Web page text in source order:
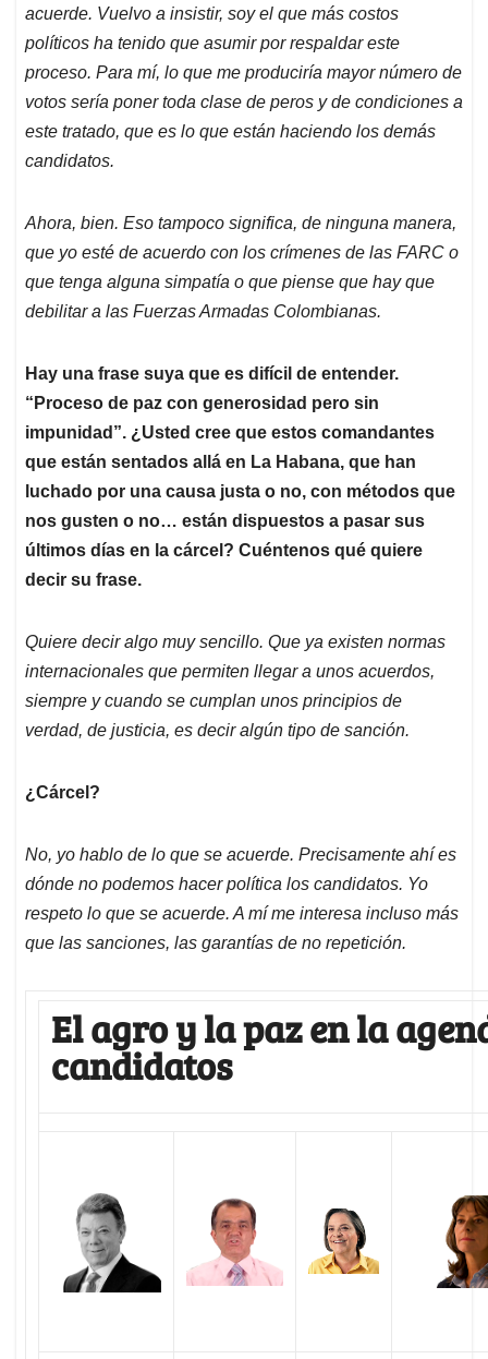
acuerde. Vuelvo a insistir, soy el que más costos
políticos ha tenido que asumir por respaldar este
proceso. Para mí, lo que me produciría mayor número de
votos sería poner toda clase de peros y de condiciones a
este tratado, que es lo que están haciendo los demás
candidatos.
Ahora, bien. Eso tampoco significa, de ninguna manera,
que yo esté de acuerdo con los crímenes de las FARC o
que tenga alguna simpatía o que piense que hay que
debilitar a las Fuerzas Armadas Colombianas.
Hay una frase suya que es difícil de entender.
“Proceso de paz con generosidad pero sin
impunidad”. ¿Usted cree que estos comandantes
que están sentados allá en La Habana, que han
luchado por una causa justa o no, con métodos que
nos gusten o no… están dispuestos a pasar sus
últimos días en la cárcel? Cuéntenos qué quiere
decir su frase.
Quiere decir algo muy sencillo. Que ya existen normas
internacionales que permiten llegar a unos acuerdos,
siempre y cuando se cumplan unos principios de
verdad, de justicia, es decir algún tipo de sanción.
¿Cárcel?
No, yo hablo de lo que se acuerde. Precisamente ahí es
dónde no podemos hacer política los candidatos. Yo
respeto lo que se acuerde. A mí me interesa incluso más
que las sanciones, las garantías de no repetición.
El agro y la paz en la
candidatos